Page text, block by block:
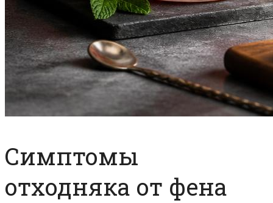
Симптомы
отходняка от фена